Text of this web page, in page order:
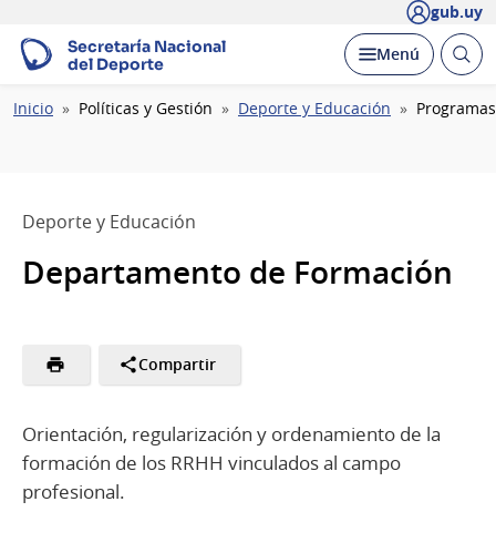
gub.uy
Secretaría Nacional
del Deporte
Desplegar
Menú Abrir
Ruta
Inicio Políticas y Gestión Deporte y Educación Programas
Deporte y Educación
Departamento de Formación
Compartir
Orientación, regularización y ordenamiento de la
formación de los RRHH vinculados al campo
profesional.